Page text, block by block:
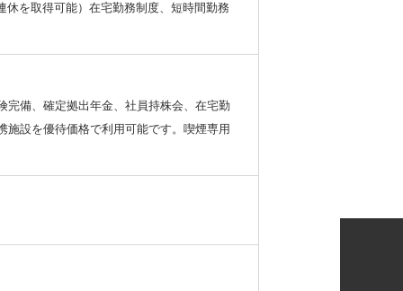
休を取得可能）在宅勤務制度、短時間勤務
完備、確定拠出年金、社員持株会、在宅勤
設を優待価格で利用可能です。喫煙専用